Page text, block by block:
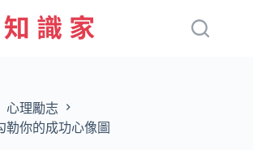
心理勵志
勒你的成功心像圖